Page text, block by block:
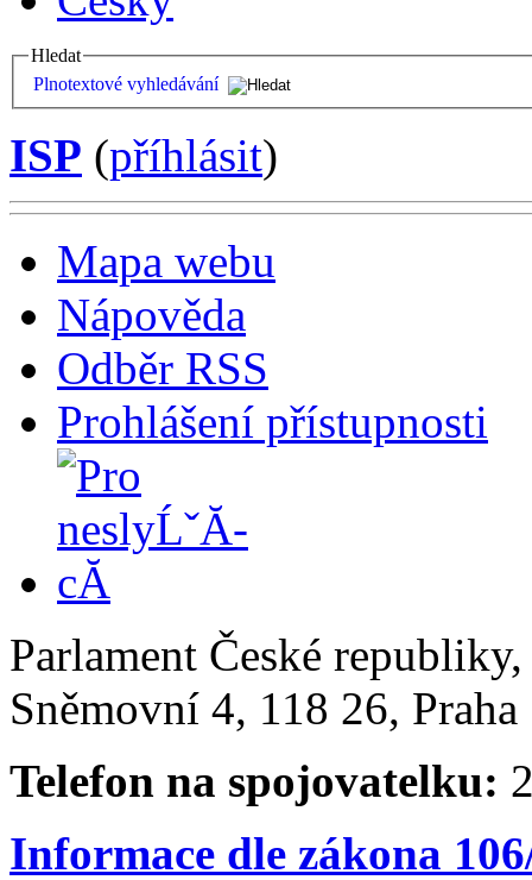
Hledat
Plnotextové vyhledávání
ISP (příhlásit)
Mapa webu
Nápověda
Odběr RSS
Prohlášení přístupnosti
Parlament České
Sněmovní 4, 118 26,
Telefon na spojovatelku:
Informace dle zákona